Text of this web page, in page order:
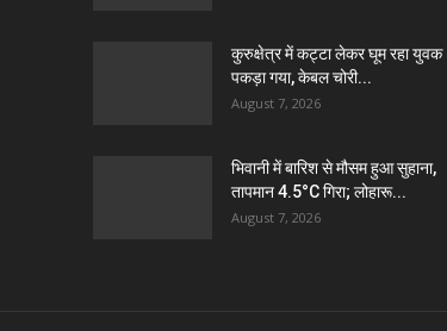
कुरुक्षेत्र में कट्टा लेकर घूम रहा युवक
पकड़ा गया, केबल चोरी...
August 7, 2026
भिवानी में बारिश से मौसम हुआ सुहाना,
तापमान 4.5°C गिरा; लोहारू...
August 7, 2026